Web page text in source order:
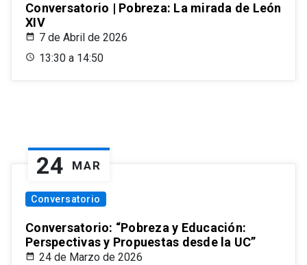
Conversatorio | Pobreza: La mirada de León
XIV
7 de Abril de 2026
13:30 a 14:50
24 MAR
Conversatorio
Conversatorio: “Pobreza y Educación:
Perspectivas y Propuestas desde la UC”
24 de Marzo de 2026